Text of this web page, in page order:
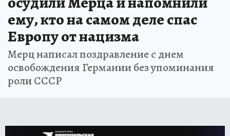
ему, кто на самом деле спас
Европу от нацизма
Мерц написал поздравление с днем
освобождения Германии без упоминания
роли СССР